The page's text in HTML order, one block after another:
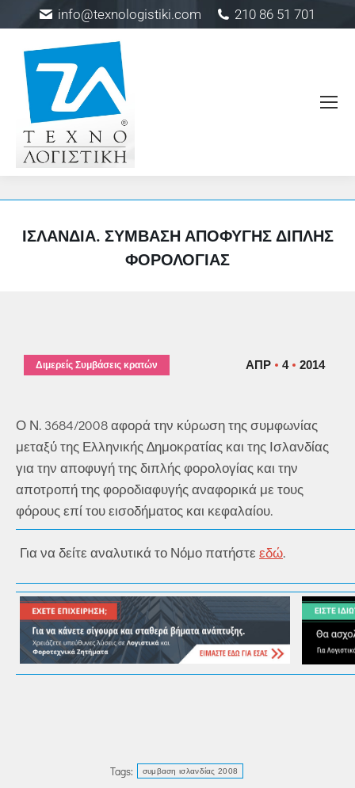
info@texnologistiki.com 210 86 51 701
ΙΣΛΑΝΔΊΑ. ΣΎΜΒΑΣΗ ΑΠΟΦΥΓΉΣ ΔΙΠΛΉΣ
ΦΟΡΟΛΟΓΊΑΣ
ΑΠΡ 4 2014
Διμερείς Συμβάσεις κρατών
Ο Ν. 3684/2008 αφορά την κύρωση της συμφωνίας
μεταξύ της Ελληνικής ∆ημοκρατίας και της Ισλανδίας
για την αποφυγή της διπλής φορολογίας και την
αποτροπή της φοροδιαφυγής αναφορικά με τους
φόρους επί του εισοδήματος και κεφαλαίου.
Για να δείτε αναλυτικά το Νόμο πατήστε εδώ.
Tags: συμβαση ισλανδίας 2008